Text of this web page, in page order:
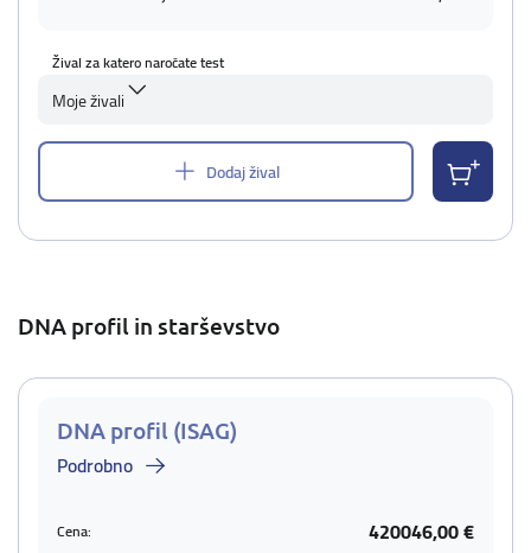
Žival za katero naročate test
Moje živali
Dodaj žival
DNA profil in starševstvo
DNA profil (ISAG)
Podrobno
Cena: 420046,00 €